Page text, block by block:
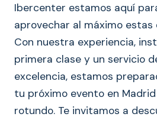
Ibercenter estamos aquí
aprovechar al máximo estas
Con nuestra experiencia,
primera clase y un servicio
excelencia, estamos
tu próximo evento en
rotundo. Te invitamos a